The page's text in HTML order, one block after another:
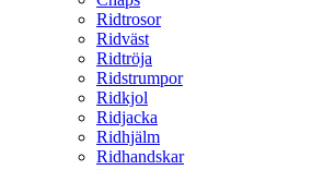
Ridtrosor
Ridväst
Ridtröja
Ridstrumpor
Ridkjol
Ridjacka
Ridhjälm
Ridhandskar